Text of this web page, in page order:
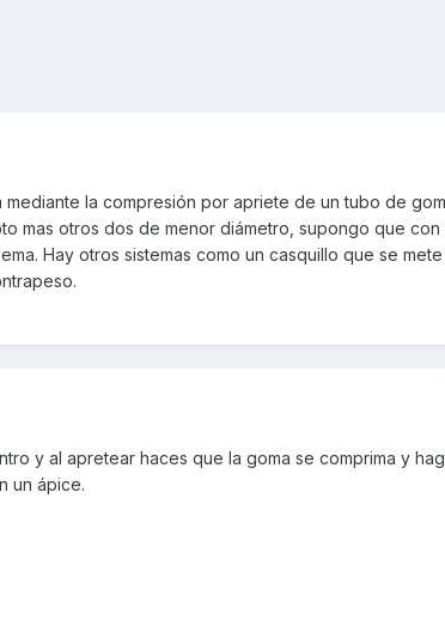
la compresión por apriete de un tubo de
mas otros dos de menor diámetro, supongo que con
Hay otros sistemas como un casquillo que se
y al apretear haces que la goma se comprima y
un ápice.